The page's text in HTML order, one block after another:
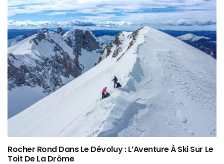
Rocher Rond Dans Le Dévoluy : L’Aventure À Ski Sur Le
Toit De La Drôme